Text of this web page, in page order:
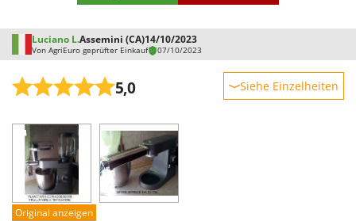
Luciano L.Assemini (CA)14/10/2023
Von AgriEuro geprüfter Einkauf 07/10/2023
5,0 Siehe Einzelheiten
Leistung
Benutzerfreundlichkeit
Qualität / Preis
Schwierigkeitsgrad Zusammenbau
Original anzeigen